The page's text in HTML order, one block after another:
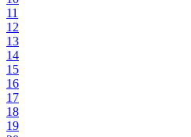
11
12
13
14
15
16
17
18
19